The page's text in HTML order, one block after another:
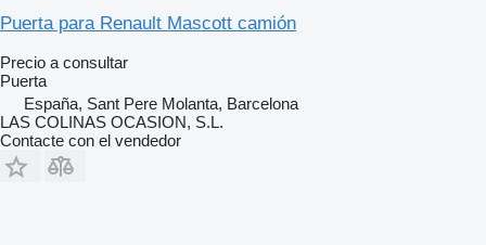
Puerta para Renault Mascott camión
Precio a consultar
Puerta
España, Sant Pere Molanta, Barcelona
LAS COLINAS OCASION, S.L.
Contacte con el vendedor